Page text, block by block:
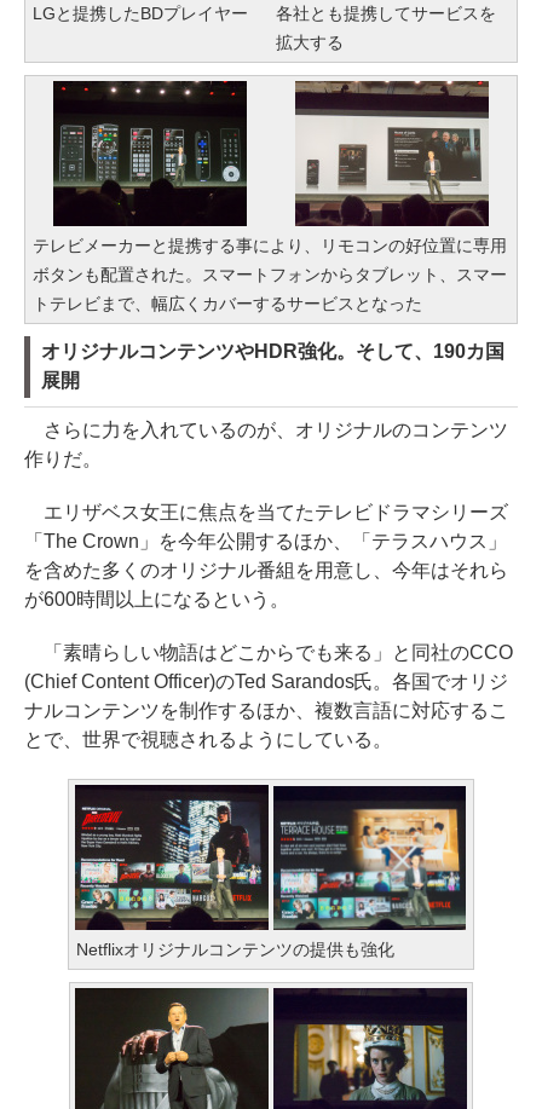
LGと提携したBDプレイヤー
各社とも提携してサービスを
拡大する
テレビメーカーと提携する事により、リモコンの好位置に専用
ボタンも配置された。スマートフォンからタブレット、スマー
トテレビまで、幅広くカバーするサービスとなった
オリジナルコンテンツやHDR強化。そして、190カ国
展開
さらに力を入れているのが、オリジナルのコンテンツ
作りだ。
エリザベス女王に焦点を当てたテレビドラマシリーズ
「The Crown」を今年公開するほか、「テラスハウス」
を含めた多くのオリジナル番組を用意し、今年はそれら
が600時間以上になるという。
「素晴らしい物語はどこからでも来る」と同社のCCO
(Chief Content Officer)のTed Sarandos氏。各国でオリジ
ナルコンテンツを制作するほか、複数言語に対応するこ
とで、世界で視聴されるようにしている。
Netflixオリジナルコンテンツの提供も強化